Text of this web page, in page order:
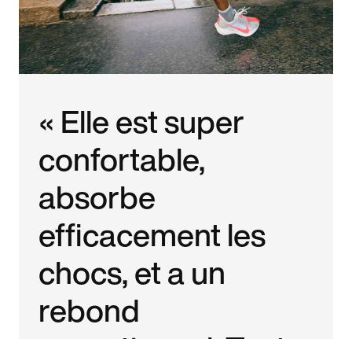
« Elle est super
confortable,
absorbe
efficacement les
chocs, et a un
rebond